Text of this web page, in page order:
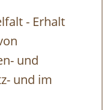
- Erhalt
und
und im